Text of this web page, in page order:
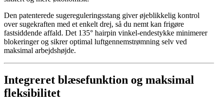
Den patenterede sugereguleringsstang giver øjeblikkelig kontrol
over sugekraften med et enkelt drej, så du nemt kan frigøre
fastsiddende affald. Det 135° hairpin vinkel-endestykke minimerer
blokeringer og sikrer optimal luftgennemstrømning selv ved
maksimal arbejdshøjde.
Integreret blæsefunktion og maksimal
fleksibilitet